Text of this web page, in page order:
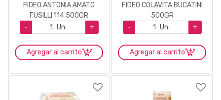
FIDEO ANTONIA AMATO
FUSILLI 114 500GR
-
Un. +
Agregar al carrito
FIDEO COLAVITA BUCATINI
500GR
-
Un. +
Agregar al carrito